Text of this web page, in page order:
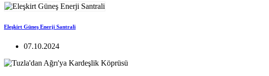
Eleşkirt Güneş Enerji Santrali
07.10.2024